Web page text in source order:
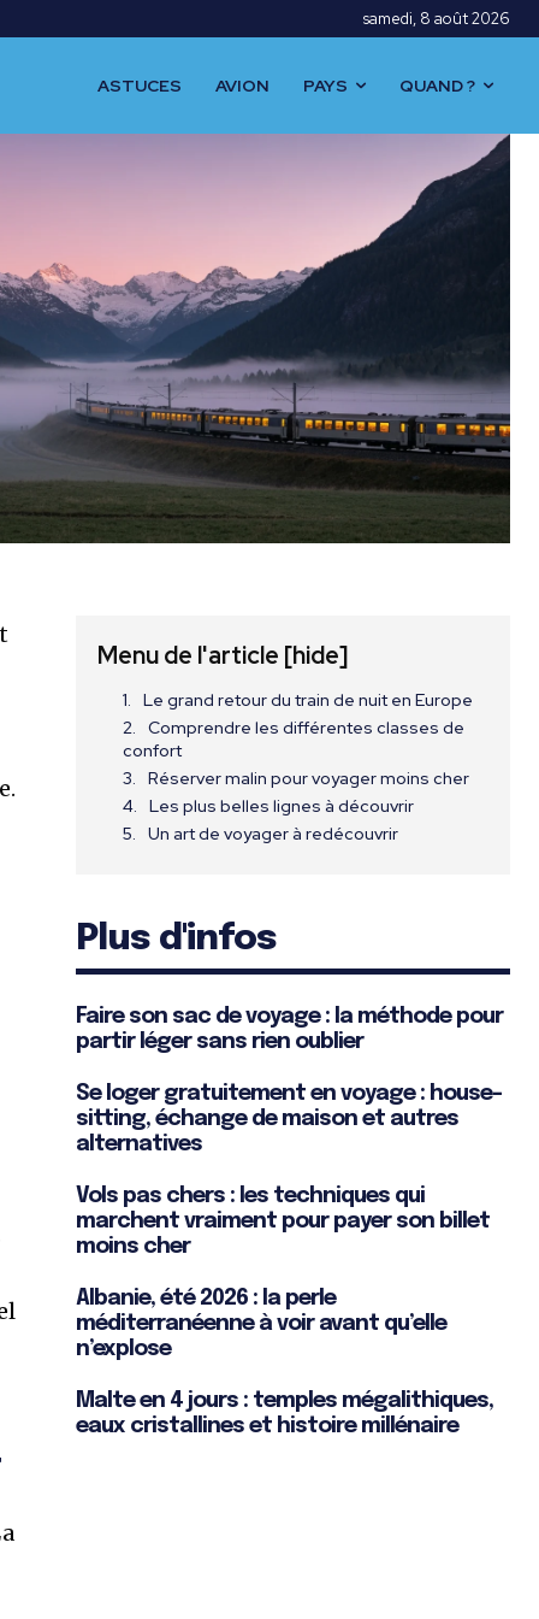
samedi, 8 août 2026
ASTUCES AVION PAYS QUAND ?
Menu de l'article [hide]
Le grand retour du train de nuit en Europe
Comprendre les différentes classes de
confort
Réserver malin pour voyager moins cher
Les plus belles lignes à découvrir
Un art de voyager à redécouvrir
Plus d'infos
Faire son sac de voyage : la méthode pour
partir léger sans rien oublier
Se loger gratuitement en voyage : house-
sitting, échange de maison et autres
alternatives
Vols pas chers : les techniques qui
marchent vraiment pour payer son billet
moins cher
Albanie, été 2026 : la perle
méditerranéenne à voir avant qu’elle
n’explose
Malte en 4 jours : temples mégalithiques,
eaux cristallines et histoire millénaire